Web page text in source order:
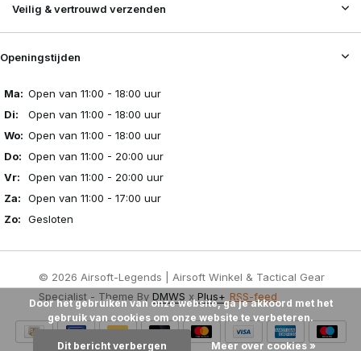
Veilig & vertrouwd verzenden
Openingstijden
Ma: Open van 11:00 - 18:00 uur
Di:
Open van 11:00 - 18:00 uur
Wo: Open van 11:00 - 18:00 uur
Do: Open van 11:00 - 20:00 uur
Vr:
Open van 11:00 - 20:00 uur
Za:
Open van 11:00 - 17:00 uur
Zo:
Gesloten
© 2026 Airsoft-Legends | Airsoft Winkel & Tactical Gear
Specialist - Theme By DMWS x Plus+ RSS-feed
Door het gebruiken van onze website, ga je akkoord met het
gebruik van cookies om onze website te verbeteren.
Dit bericht verbergen Meer over cookies »